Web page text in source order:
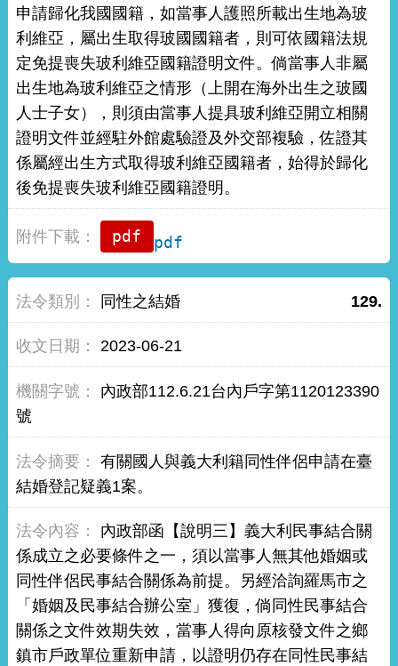
申請歸化我國國籍，如當事人護照所載出生地為玻
利維亞，屬出生取得玻國國籍者，則可依國籍法規
定免提喪失玻利維亞國籍證明文件。倘當事人非屬
出生地為玻利維亞之情形（上開在海外出生之玻國
人士子女），則須由當事人提具玻利維亞開立相關
證明文件並經駐外館處驗證及外交部複驗，佐證其
係屬經出生方式取得玻利維亞國籍者，始得於歸化
後免提喪失玻利維亞國籍證明。
pdf
129.
同性之結婚
2023-06-21
內政部112.6.21台內戶字第1120123390
號
有關國人與義大利籍同性伴侶申請在臺
結婚登記疑義1案。
內政部函【說明三】義大利民事結合關
係成立之必要條件之一，須以當事人無其他婚姻或
同性伴侶民事結合關係為前提。另經洽詢羅馬市之
「婚姻及民事結合辦公室」獲復，倘同性民事結合
關係之文件效期失效，當事人得向原核發文件之鄉
鎮市戶政單位重新申請，以證明仍存在同性民事結